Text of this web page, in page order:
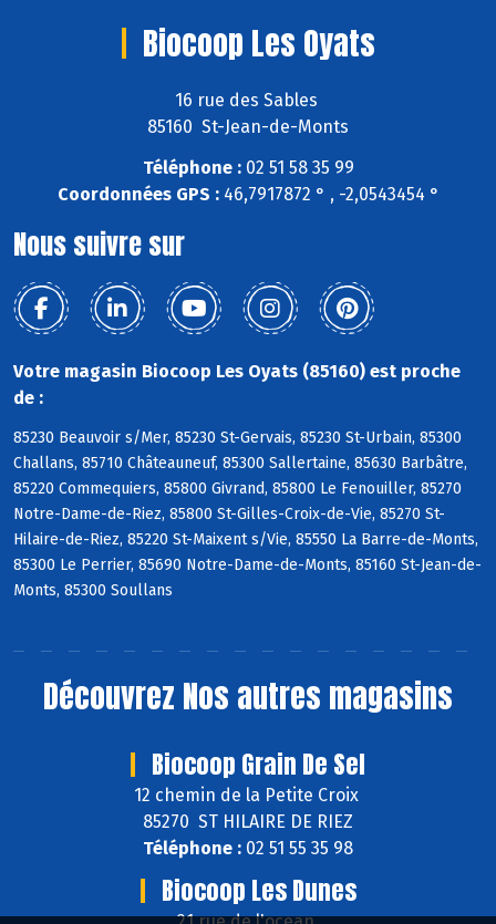
Biocoop Les Oyats
16 rue des Sables
85160 St-Jean-de-Monts
Téléphone :02 51 58 35 99
Coordonnées GPS :46,7917872 ° , -2,0543454 °
Nous suivre sur
Votre magasin Biocoop Les Oyats (85160) est proche
de :
85230 Beauvoir s/Mer, 85230 St-Gervais, 85230 St-Urbain, 85300
Challans, 85710 Châteauneuf, 85300 Sallertaine, 85630 Barbâtre,
85220 Commequiers, 85800 Givrand, 85800 Le Fenouiller, 85270
Notre-Dame-de-Riez, 85800 St-Gilles-Croix-de-Vie, 85270 St-
Hilaire-de-Riez, 85220 St-Maixent s/Vie, 85550 La Barre-de-Monts,
85300 Le Perrier, 85690 Notre-Dame-de-Monts, 85160 St-Jean-de-
Monts, 85300 Soullans
Découvrez Nos autres magasins
Biocoop Grain De Sel
12 chemin de la Petite Croix
85270 ST HILAIRE DE RIEZ
Téléphone : 02 51 55 35 98
Biocoop Les Dunes